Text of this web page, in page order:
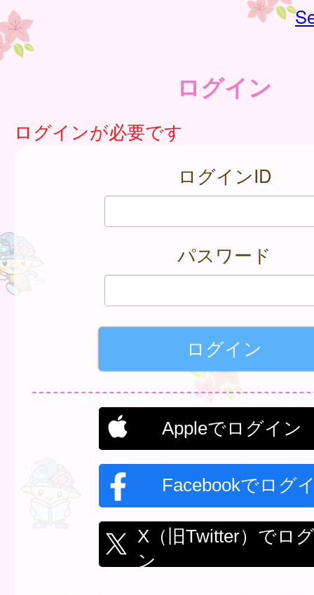
ログイン
ログインが必要です
ログインID
パスワード
Appleでログイン
Facebookでログ
X（旧Twitter）でロ
ン